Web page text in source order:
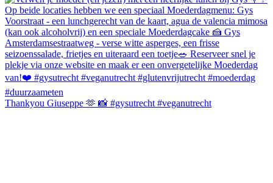
Thankyou Giuseppe 🫶 📸 #gysutrecht #veganutrecht